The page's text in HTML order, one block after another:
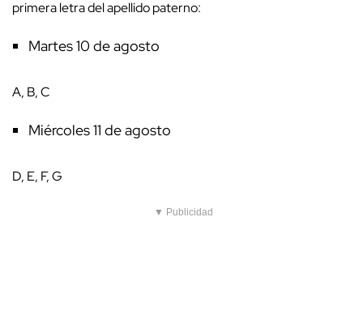
primera letra del apellido paterno:
Martes 10 de agosto
A, B, C
Miércoles 11 de agosto
D, E, F, G
▼ Publicidad